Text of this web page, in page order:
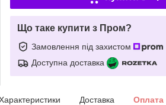
Що таке купити з Пром?
Замовлення під захистом
Доступна доставка
Доставка Оплата